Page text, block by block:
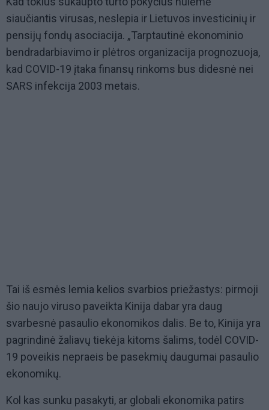
siaučiantis virusas, neslepia ir Lietuvos investicinių ir
pensijų fondų asociacija. „Tarptautinė ekonominio
bendradarbiavimo ir plėtros organizacija prognozuoja,
kad COVID-19 įtaka finansų rinkoms bus didesnė nei
SARS infekcija 2003 metais.
Tai iš esmės lemia kelios svarbios priežastys: pirmoji
šio naujo viruso paveikta Kinija dabar yra daug
svarbesnė pasaulio ekonomikos dalis. Be to, Kinija yra
pagrindinė žaliavų tiekėja kitoms šalims, todėl COVID-
19 poveikis nepraeis be pasekmių daugumai pasaulio
ekonomikų.
Kol kas sunku pasakyti, ar globali ekonomika patirs